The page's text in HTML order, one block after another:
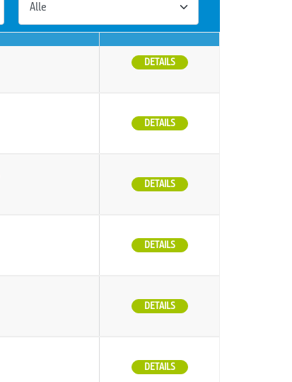
DETAILS
DETAILS
DETAILS
DETAILS
DETAILS
DETAILS